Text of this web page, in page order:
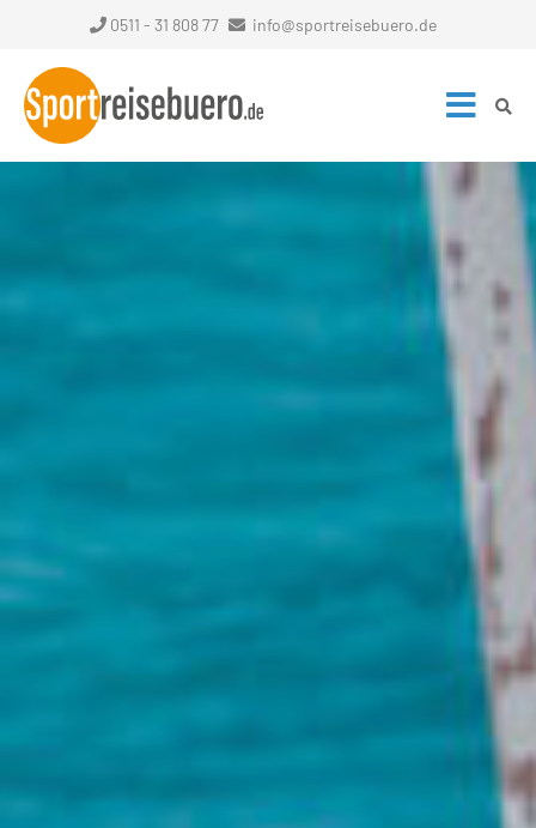
0511 - 31 808 77 info@sportreisebuero.de